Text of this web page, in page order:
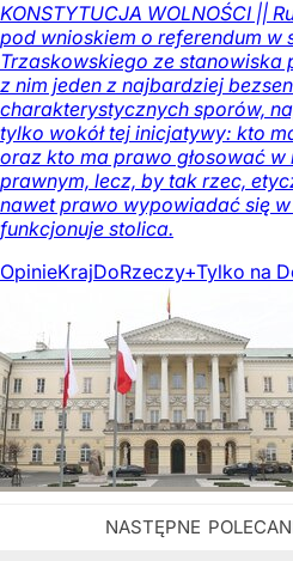
KONSTYTUCJA WOLNOŚCI ||
pod wnioskiem o referendum w
Trzaskowskiego ze stanowiska
z nim jeden z najbardziej
charakterystycznych sporów,
tylko wokół tej inicjatywy: kto
oraz kto ma prawo głosować w
prawnym, lecz, by tak rzec,
nawet prawo wypowiadać się
funkcjonuje stolica.
OpinieKrajDoRzeczy+Tylko na